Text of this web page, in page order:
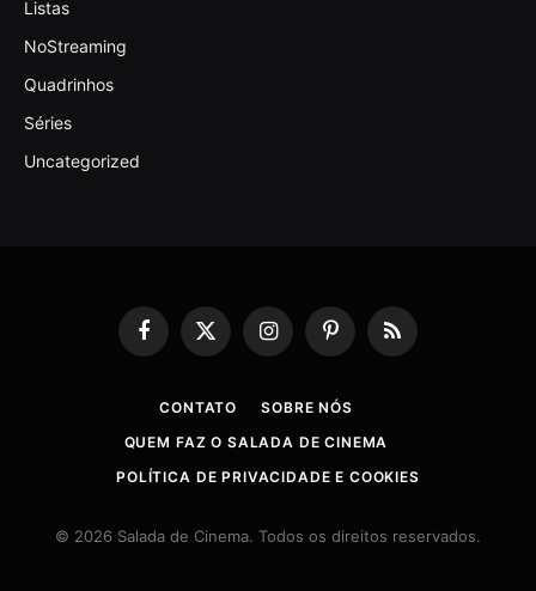
Listas
NoStreaming
Quadrinhos
Séries
Uncategorized
Facebook
X
(Twitter)
InstagramPinterestRSS
CONTATO
SOBRE NÓS
QUEM FAZ O SALADA DE CINEMA
POLÍTICA DE PRIVACIDADE E COOKIES
© 2026 Salada de Cinema. Todos os direitos reservados.